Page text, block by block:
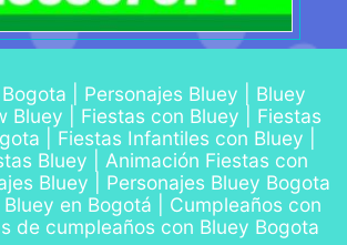
| Personajes Bluey | Bluey
Bluey | Fiestas con Bluey | Fiestas
| Fiestas Infantiles con Bluey |
Bluey | Animación Fiestas con
Bluey | Personajes Bluey Bogota
Bluey en Bogotá | Cumpleaños con
de cumpleaños con Bluey Bogota